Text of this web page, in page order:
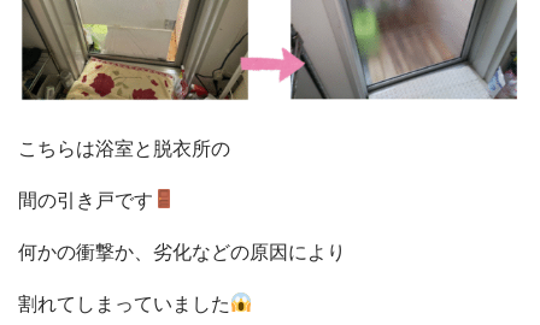
こちらは浴室と脱衣所の
間の引き戸です
何かの衝撃か、劣化などの原因により
割れてしまっていました